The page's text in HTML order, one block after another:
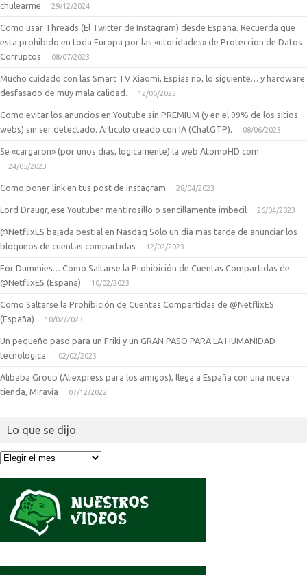
chulearme
29/12/2024
Como usar Threads (El Twitter de Instagram) desde España. Recuerda que
esta prohibido en toda Europa por las «utoridades» de Proteccion de Datos
Corruptos
08/07/2023
Mucho cuidado con las Smart TV Xiaomi, Espias no, lo siguiente… y hardware
desfasado de muy mala calidad.
12/06/2023
Como evitar los anuncios en Youtube sin PREMIUM (y en el 99% de los sitios
webs) sin ser detectado. Articulo creado con IA (ChatGTP).
08/06/2023
Se «cargaron» (por unos dias, logicamente) la web AtomoHD.com
24/05/2023
Como poner link en tus post de Instagram 28/04/2023
Lord Draugr, ese Youtuber mentirosillo o sencillamente imbecil 26/04/2023
@NetflixES bajada bestial en Nasdaq Solo un dia mas tarde de anunciar los
bloqueos de cuentas compartidas
12/02/2023
For Dummies… Como Saltarse la Prohibición de Cuentas Compartidas de
@NetflixES (España)
10/02/2023
Como Saltarse la Prohibición de Cuentas Compartidas de @NetflixES
(España)
10/02/2023
Un pequeño paso para un Friki y un GRAN PASO PARA LA HUMANIDAD
tecnologica.
02/02/2023
Alibaba Group (Aliexpress para los amigos), llega a España con una nueva
tienda, Miravia
07/12/2022
Lo que se dijo
Lo